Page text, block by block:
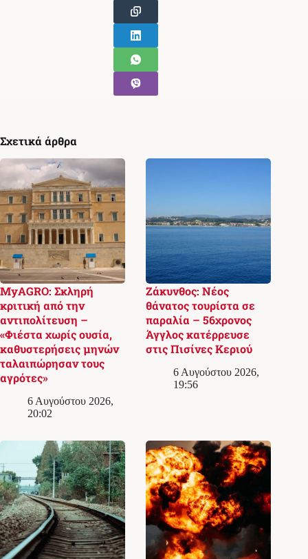
Σχετικά άρθρα
MyAGRO: Σκληρή
κριτική από την
αντιπολίτευση –
«Φιέστα χωρίς ουσία,
καθυστερήσεις μηνών
ταλαιπώρησαν τους
αγρότες»
6 Αυγούστου 2026,
20:02
Ζάκυνθος: Νέος
θάνατος τουρίστα σε
παραλία – 56χρονος
Άγγλος κατέρρευσε
στις Πισίνες Κεριού
6 Αυγούστου 2026,
19:56